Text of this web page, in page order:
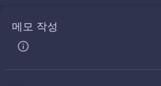
메모 작성